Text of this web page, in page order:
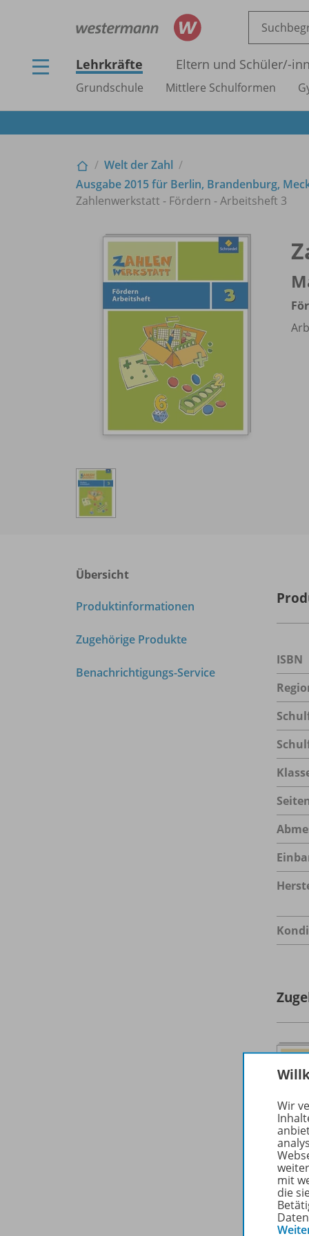
Lehrkräfte Eltern und Schüler/-
Grundschule Mittlere Schulformen
Welt der Zahl
Ausgabe 2015 für Berlin, Brandenburg,
Zahlenwerkstatt - Fördern - Arbeitsheft 3
Übersicht
Produktinformationen
Zugehörige Produkte
Benachrichtigungs-Service
ISBN
Wir
mit
die